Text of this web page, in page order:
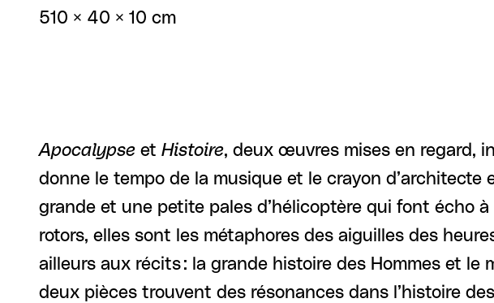
510 × 40 × 10 cm
Apocalypse et Histoire, deux œuvres mises en regard,
donne le tempo de la musique et le crayon
grande et une petite pales d’hélicoptère qui font écho
rotors, elles sont les métaphores des aiguilles des
ailleurs aux récits : la grande histoire des Hommes et le
deux pièces trouvent des résonances dans l’histoire